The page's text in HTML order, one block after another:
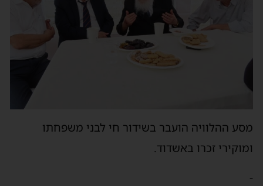
מסע ההלוויה הועבר בשידור חי לבני משפחתו
ומוקירי זכרו באשדוד.
-